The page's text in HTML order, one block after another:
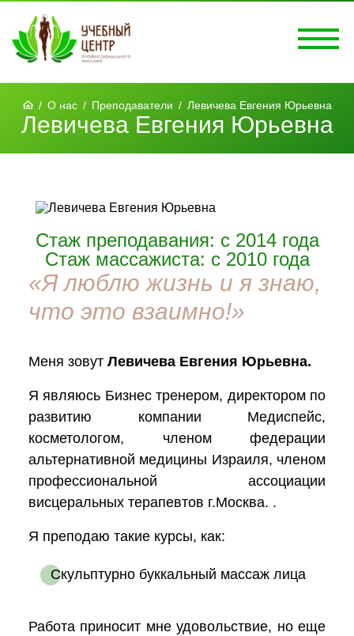
/ О нас / Преподаватели / Левичева Евгения Юрьевна
Левичева Евгения Юрьевна
Стаж преподавания: с 2014 года
Стаж массажиста: с 2010 года
«Я люблю жизнь и я знаю,
что это взаимно!»
Меня зовут Левичева Евгения Юрьевна.
Я являюсь Бизнес тренером, директором по
развитию компании Медиспейс,
косметологом, членом федерации
альтернативной медицины Израиля, членом
профессиональной ассоциации
висцеральных терапевтов г.Москва. .
Я преподаю такие курсы, как:
Скульптурно буккальный массаж лица
Работа приносит мне удовольствие, но еще